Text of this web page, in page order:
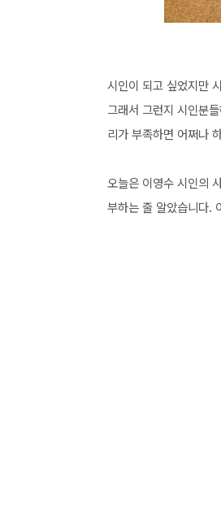
시인이 되고 싶었지만
그래서 그런지 시인분
리가 부족하면 어쩌나
오늘은 이영수 시인의
부하는 줄 알았습니다.